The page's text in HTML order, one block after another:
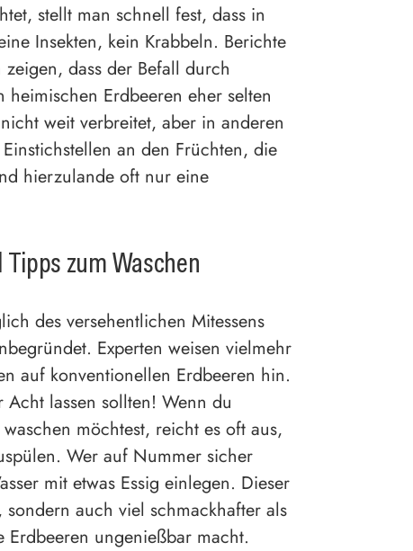
stellt man schnell fest, dass in
Insekten, kein Krabbeln. Berichte
dass der Befall durch
Erdbeeren eher selten
weit verbreitet, aber in anderen
an den Früchten, die
hierzulande oft nur eine
zum Waschen
des versehentlichen Mitessens
Experten weisen vielmehr
auf konventionellen Erdbeeren hin.
lassen sollten! Wenn du
möchtest, reicht es oft aus,
Wer auf Nummer sicher
mit etwas Essig einlegen. Dieser
sondern auch viel schmackhafter als
Erdbeeren ungenießbar macht.